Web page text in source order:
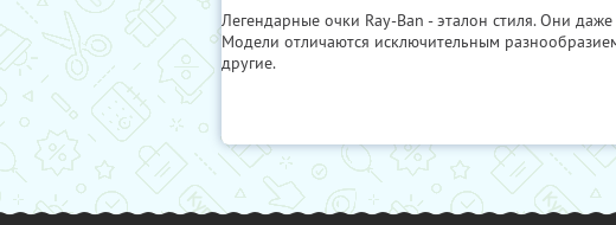
Легендарные очки Ray-Ban - эталон стиля. Они
Модели отличаются исключительным
другие.